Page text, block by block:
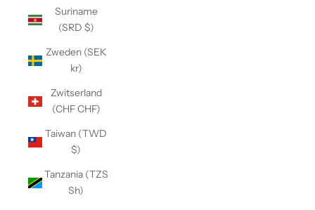
Suriname
(SRD $)
Zweden (SEK
kr)
Zwitserland
(CHF CHF)
Taiwan (TWD
$)
Tanzania (TZS
Sh)